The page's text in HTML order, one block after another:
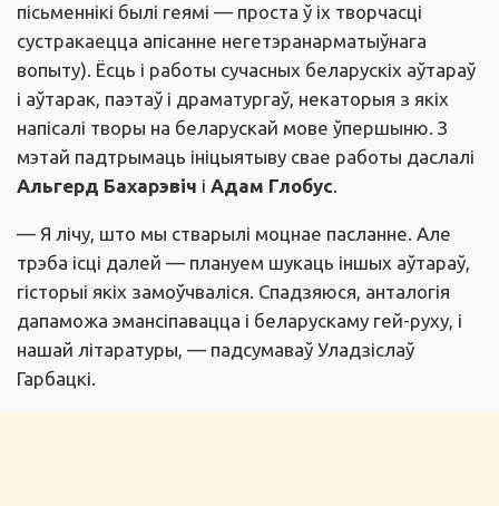
пісьменнікі былі геямі — проста ў іх творчасці
сустракаецца апісанне негетэранарматыўнага
вопыту). Ёсць і работы сучасных беларускіх аўтараў
і аўтарак, паэтаў і драматургаў, некаторыя з якіх
напісалі творы на беларускай мове ўпершыню. З
мэтай падтрымаць ініцыятыву свае работы даслалі
Альгерд Бахарэвіч і Адам Глобус.
— Я лічу, што мы стварылі моцнае пасланне. Але
трэба ісці далей — плануем шукаць іншых аўтараў,
гісторыі якіх замоўчваліся. Спадзяюся, анталогія
дапаможа эмансіпавацца і беларускаму гей-руху, і
нашай літаратуры, — падсумаваў Уладзіслаў
Гарбацкі.